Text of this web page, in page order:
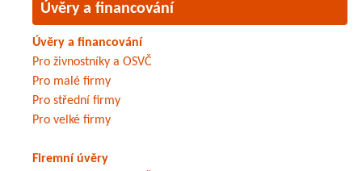
Úvěry a financování
Úvěry a financování
Pro živnostníky a OSVČ
Pro malé firmy
Pro střední firmy
Pro velké firmy
Firemní úvěry